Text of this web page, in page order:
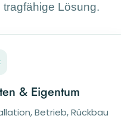
Lösung.
& Eigentum
Betrieb, Rückbau